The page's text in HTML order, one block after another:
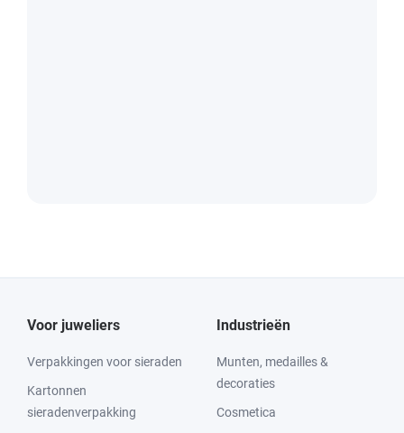
Voor juweliers
Verpakkingen voor sieraden
Kartonnen
sieradenverpakking
Industrieën
Munten, medailles &
decoraties
Cosmetica